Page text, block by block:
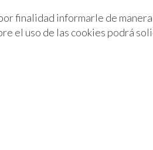
finalidad informarle de
el uso de las cookies podrá